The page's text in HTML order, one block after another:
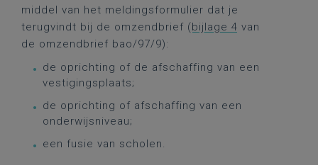
middel van het meldingsformulier dat je
terugvindt bij de omzendbrief (bijlage 4 van
de omzendbrief bao/97/9):
de oprichting of de afschaffing van een
vestigingsplaats;
de oprichting of afschaffing van een
onderwijsniveau;
een fusie van scholen.